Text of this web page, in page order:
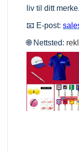
liv til ditt merke.
📧 E-post:
🌐 Nettsted: